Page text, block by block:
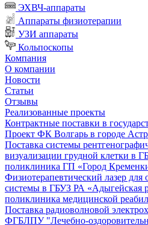
ЭХВЧ-аппараты
Аппараты физиотерапии
УЗИ аппараты
Кольпоскопы
Компания
О компании
Новости
Статьи
Отзывы
Реализованные проекты
Контрактные поставки в
Проект ФК Волгарь в городе
Поставка системы
визуализации грудной клетки в
поликлиника ГП «Город
Физиотерапевтический лазер для
системы в ГБУЗ РА «Адыгейская
поликлиника медицинской
Поставка радиоволновой
ФГБЛПУ "Лечебно-